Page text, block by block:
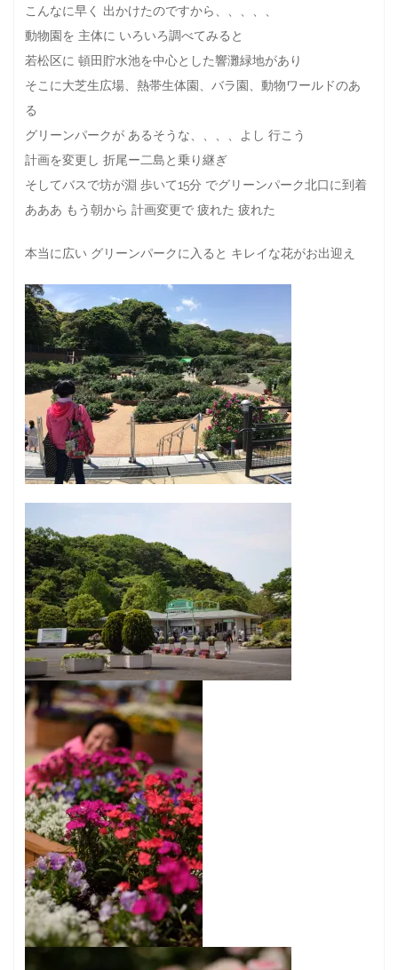
こんなに早く 出かけたのですから、、、、、
動物園を 主体に いろいろ調べてみると
若松区に 頓田貯水池を中心とした響灘緑地があり
そこに大芝生広場、熱帯生体園、バラ園、動物ワールドのあ
る
グリーンパークが あるそうな、、、、よし 行こう
計画を変更し 折尾ー二島と乗り継ぎ
そしてバスで坊が淵 歩いて15分 でグリーンパーク北口に到着
あああ もう朝から 計画変更で 疲れた 疲れた
本当に広い グリーンパークに入ると キレイな花がお出迎え